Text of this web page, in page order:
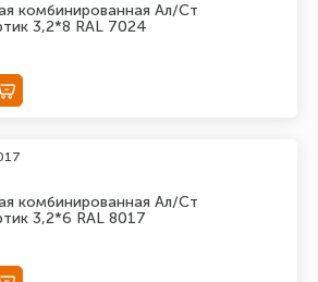
комбинированная Ал/Ст
3,2*8 RAL 7024
комбинированная Ал/Ст
3,2*6 RAL 8017